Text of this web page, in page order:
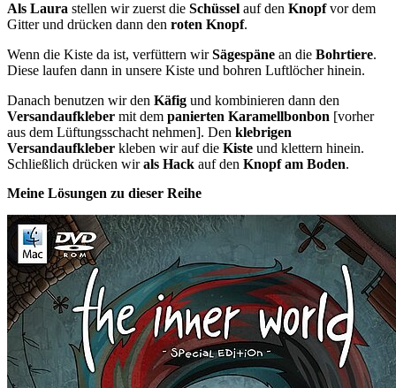
Als Laura stellen wir zuerst die Schüssel auf den Knopfvor dem
Gitter und drücken dann den roten Knopf.
Wenn die Kiste da ist, verfüttern wirSägespäne an die Bohrtiere.
Diese laufen dann in unsere Kiste und bohren Luftlöcher hinein.
Danach benutzen wir den Käfig und kombinieren dann den
Versandaufkleber mit dem panierten Karamellbonbon [vorher
aus dem Lüftungsschacht nehmen]. Den klebrigen
Versandaufkleber kleben wir auf die Kiste und klettern hinein.
Schließlich drücken wirals Hack auf den Knopf am Boden.
Meine Lösungen zu dieser Reihe